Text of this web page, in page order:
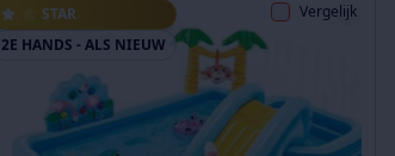
⭐ STAR
2E HANDS - ALS NIEUW
Vergelijk